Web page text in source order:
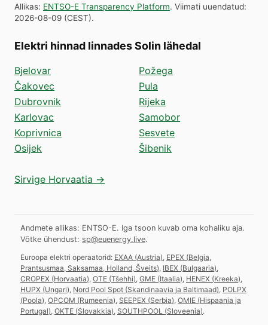
Allikas: ENTSO-E Transparency Platform. Viimati uuendatud:
2026-08-09 (CEST).
Elektri hinnad linnades Solin lähedal
Bjelovar
Čakovec
Dubrovnik
Karlovac
Koprivnica
Osijek
Požega
Pula
Rijeka
Samobor
Sesvete
Šibenik
Sirvige Horvaatia →
Andmete allikas: ENTSO-E. Iga tsoon kuvab oma kohaliku aja.
Võtke ühendust: sp@euenergy.live.
Euroopa elektri operaatorid: EXAA (Austria) EPEX (Belgia,
Prantsusmaa, Saksamaa, Holland, Šveits) IBEX (Bulgaaria)
CROPEX (Horvaatia) OTE (Tšehhi) GME (Itaalia) HENEX (Kreeka)
HUPX (Ungari) Nord Pool Spot (Skandinaavia ja Baltimaad) POLPX
(Poola) OPCOM (Rumeenia) SEEPEX (Serbia) OMIE (Hispaania ja
Portugal) OKTE (Slovakkia) SOUTHPOOL (Sloveenia).